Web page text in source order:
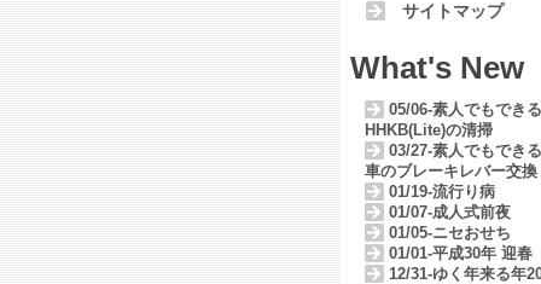
サイトマップ
What's New
05/06-素人でもできる
HHKB(Lite)の清掃
03/27-素人でもでき
車のブレーキレバー交換
01/19-流行り病
01/07-成人式前夜
01/05-ニセおせち
01/01-平成30年 迎春
12/31-ゆく年来る年